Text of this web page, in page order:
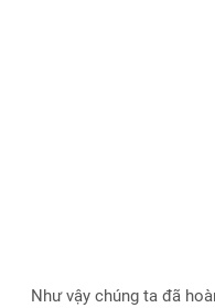
Như vậy chúng ta đã